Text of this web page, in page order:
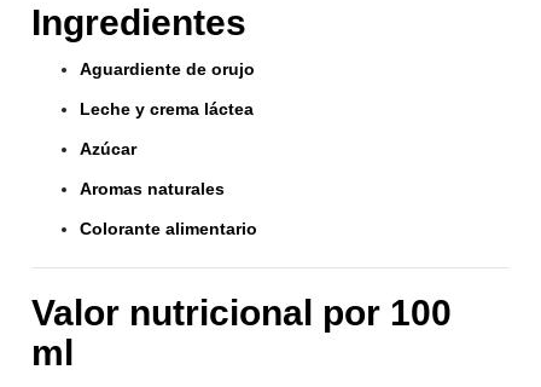
Ingredientes
Aguardiente de orujo
Leche y crema láctea
Azúcar
Aromas naturales
Colorante alimentario
Valor nutricional por 100
ml